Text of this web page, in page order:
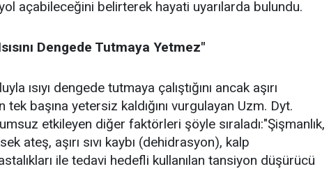
açabileceğini belirterek hayati uyarılarda bulundu.
Dengede Tutmaya Yetmez"
ısıyı dengede tutmaya çalıştığını ancak aşırı
tek başına yetersiz kaldığını vurgulayan Uzm. Dyt.
etkileyen diğer faktörleri şöyle sıraladı:"Şişmanlık,
ateş, aşırı sıvı kaybı (dehidrasyon), kalp
ile tedavi hedefli kullanılan tansiyon düşürücü